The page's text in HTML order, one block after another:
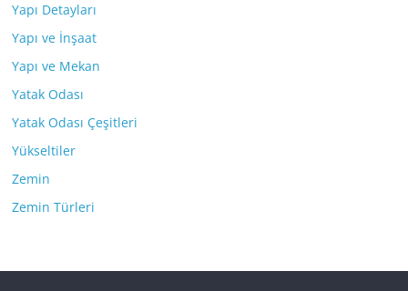
Yapı Detayları
Yapı ve İnşaat
Yapı ve Mekan
Yatak Odası
Yatak Odası Çeşitleri
Yükseltiler
Zemin
Zemin Türleri